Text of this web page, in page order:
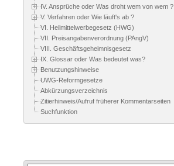
IV. Ansprüche oder Was droht wem von wem ?
V. Verfahren oder Wie läuft's ab ?
VI. Heilmittelwerbegesetz (HWG)
VII. Preisangabenverordnung (PAngV)
VIII. Geschäftsgeheimnisgesetz
IX. Glossar oder Was bedeutet was?
Benutzungshinweise
UWG-Reformgesetze
Abkürzungsverzeichnis
Zitierhinweis/Aufruf früherer Kommentarseiten
Suchfunktion